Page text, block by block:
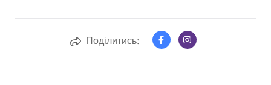
Поділитись: